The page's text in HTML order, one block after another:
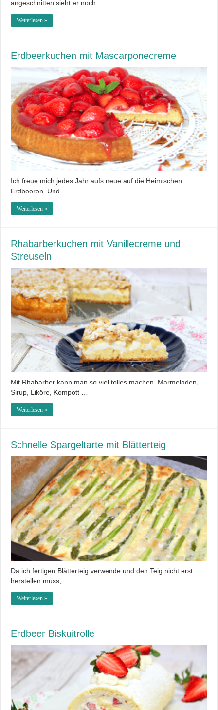
angeschnitten sieht er noch …
Weiterlesen »
Erdbeerkuchen mit Mascarponecreme
Ich freue mich jedes Jahr aufs neue auf die Heimischen
Erdbeeren. Und …
Weiterlesen »
Rhabarberkuchen mit Vanillecreme und
Streuseln
Mit Rhabarber kann man so viel tolles machen. Marmeladen,
Sirup, Liköre, Kompott …
Weiterlesen »
Schnelle Spargeltarte mit Blätterteig
Da ich fertigen Blätterteig verwende und den Teig nicht erst
herstellen muss, …
Weiterlesen »
Erdbeer Biskuitrolle